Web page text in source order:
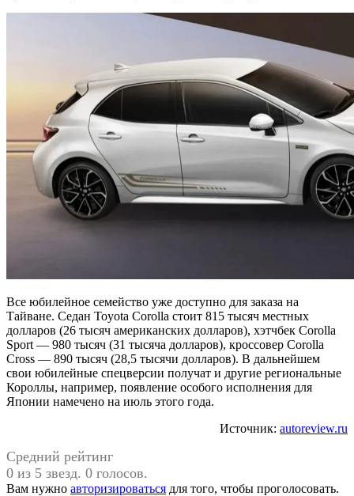
Все юбилейное семейство уже доступно для заказа на
Тайване. Седан Toyota Corolla стоит 815 тысяч местных
долларов (26 тысяч американских долларов), хэтчбек Corolla
Sport — 980 тысяч (31 тысяча долларов), кроссовер Corolla
Cross — 890 тысяч (28,5 тысячи долларов). В дальнейшем
свои юбилейные спецверсии получат и другие региональные
Короллы, например, появление особого исполнения для
Японии намечено на июль этого года.
Источник: autoreview.ru
Средний рейтинг
0 из 5 звезд. 0 голосов.
Вам нужно авторизироваться для того, чтобы проголосовать.